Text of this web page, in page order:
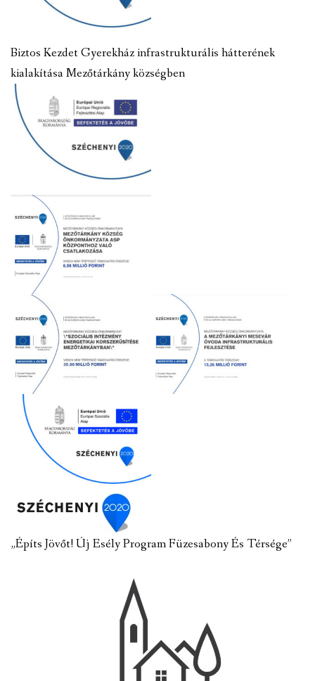
Biztos Kezdet Gyerekház infrastrukturális hátterének
kialakítása Mezőtárkány községben
„Építs Jövőt! Új Esély Program Füzesabony És Térsége”